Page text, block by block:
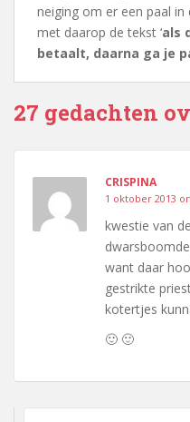
neiging om er een paal
met daarop de tekst ‘als
betaalt, daarna ga je
27 gedachten
CRISPINA
1 oktober 2013
kwestie van
want daar
gestrikte
kotertjes
🙂 🙂